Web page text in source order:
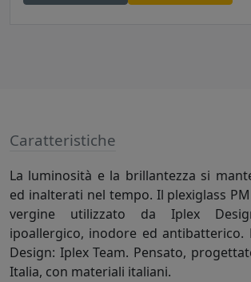
Caratteristiche
La luminosità e la brillantezza si
ed inalterati nel tempo. Il plexiglass
vergine utilizzato da Iplex
ipoallergico, inodore ed antibatterico.
Design: Iplex Team. Pensato,
Italia, con materiali italiani.